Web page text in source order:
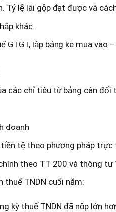
Tỷ lệ lãi gộp đạt được và
khác.
GTGT, lập bảng kê mua vào
các chỉ tiêu từ bảng cân
doanh
tệ theo phương pháp trực
theo TT 200 và thông tư
thuế TNDN cuối năm:
kỳ thuế TNDN đã nộp lớn